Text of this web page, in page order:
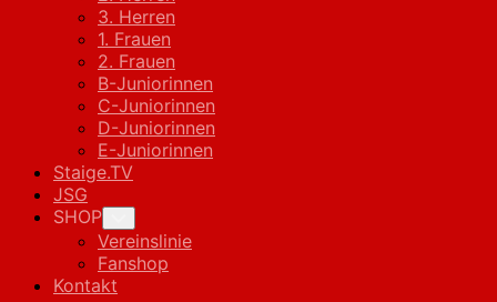
3. Herren
1. Frauen
2. Frauen
B-Juniorinnen
C-Juniorinnen
D-Juniorinnen
E-Juniorinnen
Staige.TV
JSG
SHOP
Child
Menu
Vereinslinie
Fanshop
Kontakt